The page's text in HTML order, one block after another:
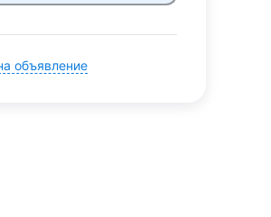
объявление